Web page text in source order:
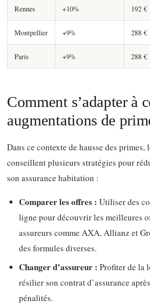
Rennes +10% 192 €
Montpellier +9% 288 €
Paris +9% 288 €
Comment s’adapter à
augmentations de
Dans ce contexte de hausse des primes,
conseillent plusieurs stratégies pour
son assurance habitation :
Comparer les offres : Utiliser des
ligne pour découvrir les meilleures
assureurs comme AXA, Allianz et
des formules diverses.
Changer d’assureur : Profiter de la
résilier son contrat d’assurance
pénalités.